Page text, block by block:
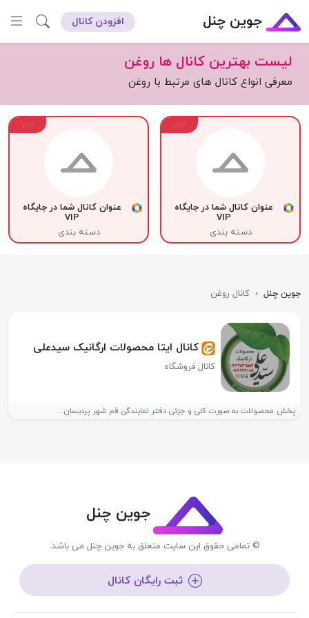
جوین چنل افزودن کانال
لیست بهترین کانال ها روغن
معرفی انواع کانال های مرتبط با روغن
عنوان کانال شما در جایگاه
VIP
دسته بندی
عنوان کانال شما در جایگاه
VIP
دسته بندی
جوین چنل › کانال روغن
کانال ایتا محصولات ارگانیک سیدعلی
کانال فروشگاه
پخش محصولات به صورت کلی و جزئی دفتر نمایندگی قم شهر پردیسان...
جوین چنل
© تمامی حقوق این سایت متعلق به جوین چنل می باشد.
ثبت رایگان کانال